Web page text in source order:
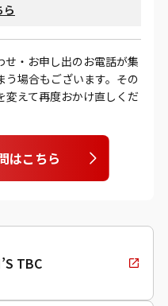
ら
・お申し出のお電話が集
う場合もございます。その
変えて再度おかけ直しくだ
はこちら
TBC